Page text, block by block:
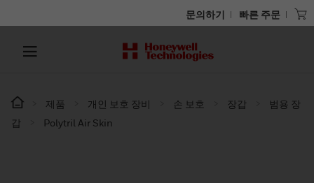
문의하기 빠른 주문
제품 개인 보호 장비 손 보호 장갑
범용 장
갑
Polytril Air Skin